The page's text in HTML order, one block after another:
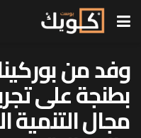
وفد من
بطنجة على
مجال التنمية